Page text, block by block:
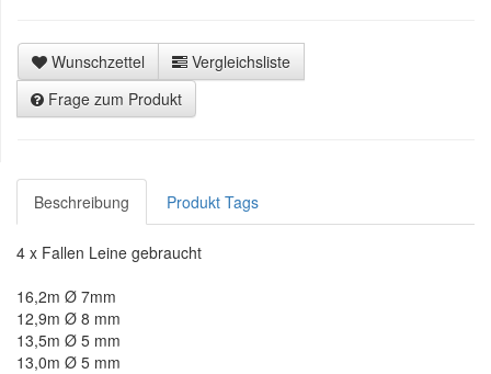
Wunschzettel
Vergleichsliste
Frage zum Produkt
Beschreibung Produkt Tags
4 x Fallen Leine gebraucht
16,2m Ø 7mm
12,9m Ø 8 mm
13,5m Ø 5 mm
13,0m Ø 5 mm